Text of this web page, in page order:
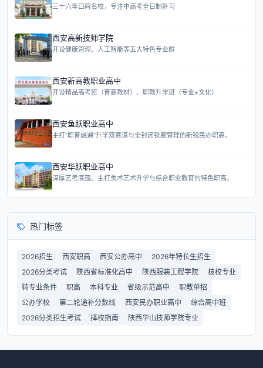
三十六年口碑名校，专注中高考全日制补习
西安高新技师学院
开设健康管理、人工智能等五大特色专业群
西安新高教职业高中
开设精品高考班（普高教材）、职教升学班（专业+文化）
西安鱼跃职业高中
主打“职普融通”升学双赛道与全封闭铁腕管理的新锐民办职高。
西安华跃职业高中
深厚艺考底蕴、主打美术艺术升学与综合职业教育的特色职高。
热门标签
2026招生 西安职高 西安公办高中
2026年特长生招生
2026分类考试
陕西省标准化高中 陕西服装工程学院
技校专业
转专业条件
职高 本科专业 省级示范高中
职教单招
公办学校
第二轮递补分数线 西安民办职业高中
综合高中班
2026分类招生考试
择校指南 陕西华山技师学院专业